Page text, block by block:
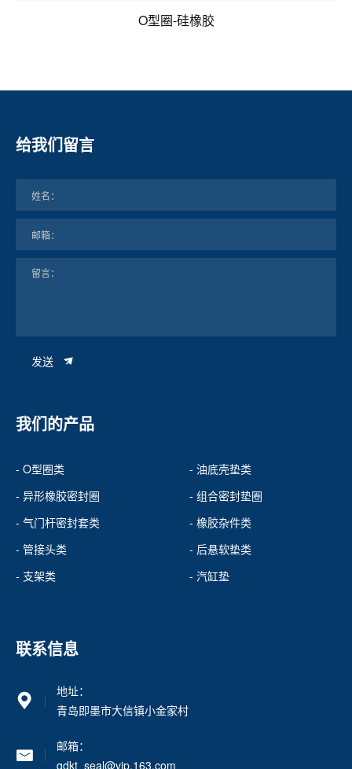
O型圈-硅橡胶
给我们留言
发送
我们的产品
- O型圈类
- 油底壳垫类
- 异形橡胶密封圈
- 组合密封垫圈
- 气门杆密封套类
- 橡胶杂件类
- 管接头类
- 后悬软垫类
- 支架类
- 汽缸垫
联系信息
地址：
青岛即墨市大信镇小金家村
邮箱：
qdkt_seal@vip.163.com